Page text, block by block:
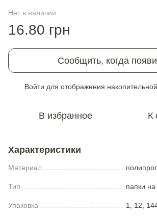
Нет в наличии
16.80 грн
Сообщить, когда
Войти для отображения
В избранное К
Характеристики
Материал
Тип папки
Упаковка 1, 12,